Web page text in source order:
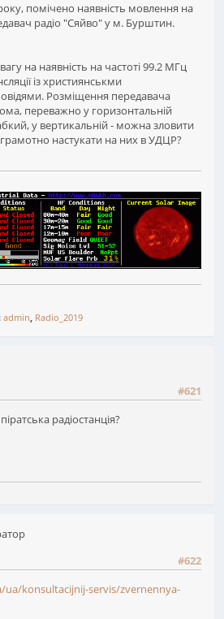
помічено наявність мовлення на
радіо "Сяйво" у м. Бурштин.
на наявність на частоті 99.2 МГц
із християнськми
Розміщення передавача
переважно у горизонтальній
у вертикальній - можна зловити
настукати на них в УДЦР?
admin, Radio_2019
#621
радіостанція?
#622
konsultacijnij-servis/zvernennya-